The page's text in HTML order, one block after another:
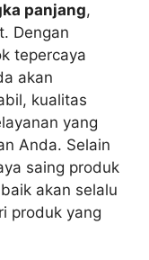
panjang,
Dengan
tepercaya
akan
kualitas
yang
Anda. Selain
saing produk
akan selalu
produk yang